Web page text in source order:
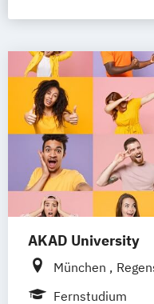
AKAD University
München
Fernstudium